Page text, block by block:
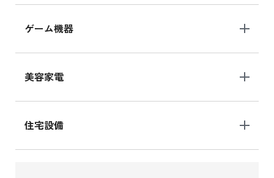
ゲーム機器
美容家電
住宅設備